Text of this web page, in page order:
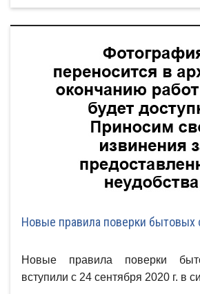
Новые правила поверки бытовых
Новые правила поверки
вступили с 24 сентября 2020 г. в